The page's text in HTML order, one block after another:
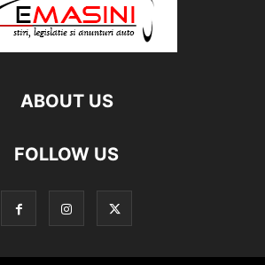
ABOUT US
FOLLOW US